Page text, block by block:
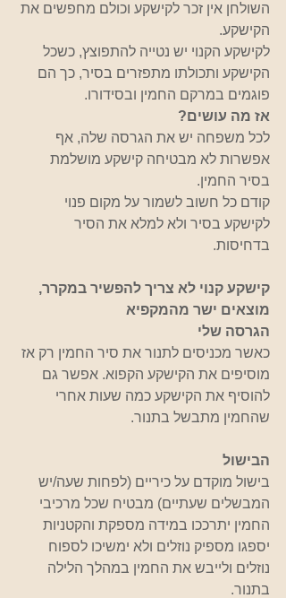
השולחן אין זכר לקישקע וכולם מחפשים את
הקישקע.
לקישקע הקנוי יש נטייה להתפוצץ, כשכל
הקישקע ותכולתו מתפזרים בסיר, כך הם
פוגמים במרקם החמין ובסידורו.
אז מה עושים?
לכל משפחה יש את הגרסה שלה, אף
אפשרות לא מבטיחה קישקע מושלמת
בסיר החמין.
קודם כל חשוב לשמור על מקום פנוי
לקישקע בסיר ולא למלא את הסיר
בדחיסות.
קישקע קנוי לא צריך להפשיר במקרר,
מוצאים ישר מהמקפיא
הגרסה שלי
כאשר מכניסים לתנור את סיר החמין רק אז
מוסיפים את הקישקע הקפוא. אפשר גם
להוסיף את הקישקע כמה שעות אחרי
שהחמין מתבשל בתנור.
הבישול
בישול מוקדם על כיריים (לפחות שעה/יש
המבשלים שעתיים) מבטיח שכל מרכיבי
החמין יתרככו במידה מספקת והקטניות
יספגו מספיק נוזלים ולא ימשיכו לספוח
נוזלים ולייבש את החמין במהלך הלילה
בתנור.